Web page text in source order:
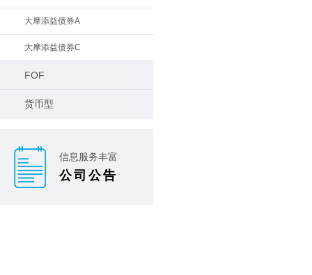
大摩添益债券A
大摩添益债券C
FOF
货币型
信息服务丰富
公司公告